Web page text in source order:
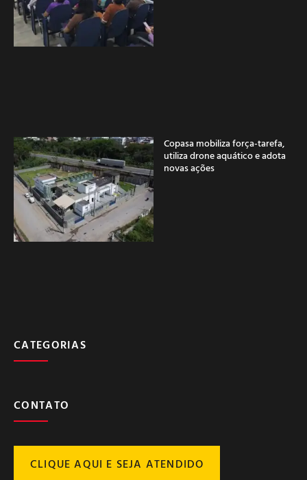
Copasa mobiliza força-tarefa,
utiliza drone aquático e adota
novas ações
CATEGORIAS
CONTATO
CLIQUE AQUI E SEJA ATENDIDO